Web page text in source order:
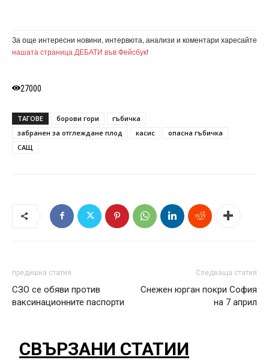
За още интересни новини, интервюта, анализи и коментари харесайте
нашата страница ДЕБАТИ във Фейсбук!
27000
ТАГОВЕ борови гори
гъбичка
забранен за отглеждане плод
касис
опасна гъбичка
САЩ
предишна статия
СЗО се обяви против
ваксинационните паспорти
Следваща статия
Снежен юрган покри София
на 7 април
СВЪРЗАНИ СТАТИИ